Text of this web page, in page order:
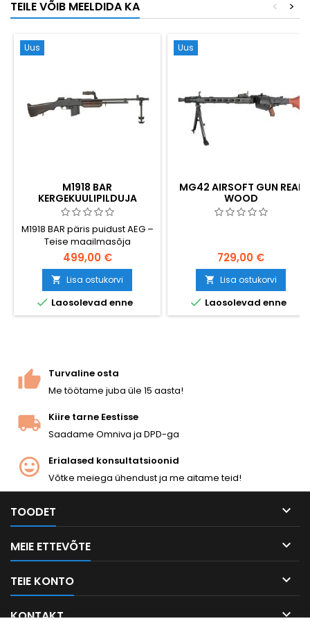
laskekaugusega
sekundaarkuulipildujaks,
alumiiniumist ja tugevdatud
Sisaldab 2 padrunit.
(~1,14 J). Komplektis 5
metallist hülssi.
TEILE VÕIB MEELDIDA KA >
<
Uus
M1918 BAR
KERGEKUULIPILDUJA
KOOPIA - PÄRIS PUIT
M1918 BAR päris puidust AEG –
Teise maailmasõja
legendaarne Browning
automaatpüssi koopia.
Täismetall, päris tumedaks
lakitud puit, 6,4 kg kaal,
terasest kahejalgne
komplektis. Ainult täisauto.
499,00 €
 Lisa ostukorvi
 Laosolevad enne
Uus
MG42 AIRSOFT GUN REAL
WOOD
729,00 €
 Lisa ostukorvi
 Laosolevad enne
Turvaline osta
Me töötame juba üle 15 aasta!
Kiire tarne Eestisse
Saadame Omniva ja DPD-ga
Erialased konsultatsioonid
Võtke meiega ühendust ja me aitame teid!
TOODET 
MEIE ETTEVÕTE 
TEIE KONTO 
KONTAKT 